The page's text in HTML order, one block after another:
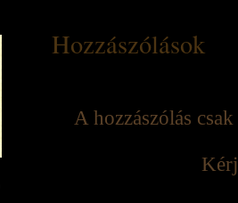
Hozzászólások
A hozzászólás